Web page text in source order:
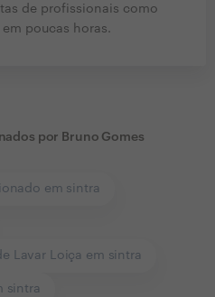
de profissionais como
poucas horas.
por Bruno Gomes
em sintra
Lavar Loiça em sintra
sintra